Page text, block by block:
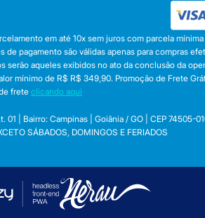
em até 10x sem juros com parcela
pagamento são válidas apenas para compras
aqueles exibidos no ato da conclusão da
mínimo de R$ R$ 349,90. Promoção de Frete
frete clicando aqui
01 | Bairro: Campinas | Goiânia / GO | CEP 74505-
SÁBADOS, DOMINGOS E FERIADOS